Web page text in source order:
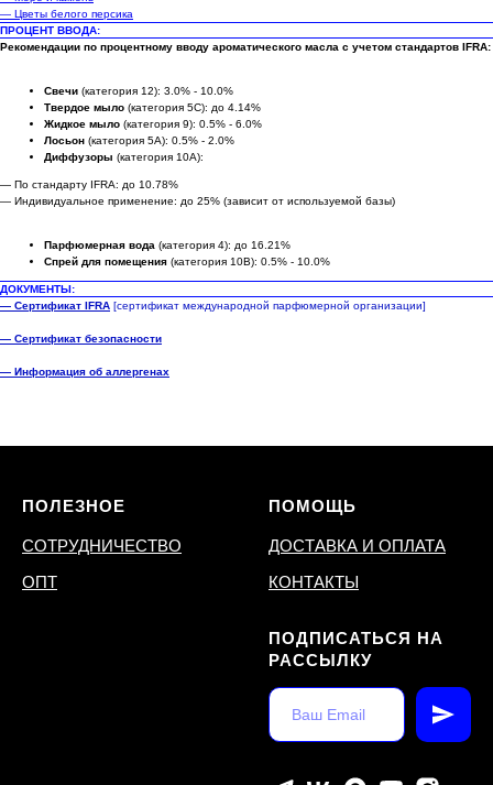
— Цветы белого персика
ПРОЦЕНТ ВВОДА:
Рекомендации по процентному вводу ароматического масла с учетом стандартов IFRA:
Свечи (категория 12): 3.0% - 10.0%
Твердое мыло (категория 5C): до 4.14%
Жидкое мыло (категория 9): 0.5% - 6.0%
Лосьон (категория 5A): 0.5% - 2.0%
Диффузоры (категория 10A):
— По стандарту IFRA: до 10.78%
— Индивидуальное применение: до 25% (зависит от используемой базы)
Парфюмерная вода (категория 4): до 16.21%
Спрей для помещения (категория 10B): 0.5% - 10.0%
ДОКУМЕНТЫ:
— Сертификат IFRA [сертификат международной парфюмерной организации]
— Сертификат безопасности
— Информация об аллергенах
ПОЛЕЗНОЕ
СОТРУДНИЧЕСТВО
ОПТ
ПОМОЩЬ
ДОСТАВКА И ОПЛАТА
КОНТАКТЫ
ПОДПИСАТЬСЯ НА
РАССЫЛКУ